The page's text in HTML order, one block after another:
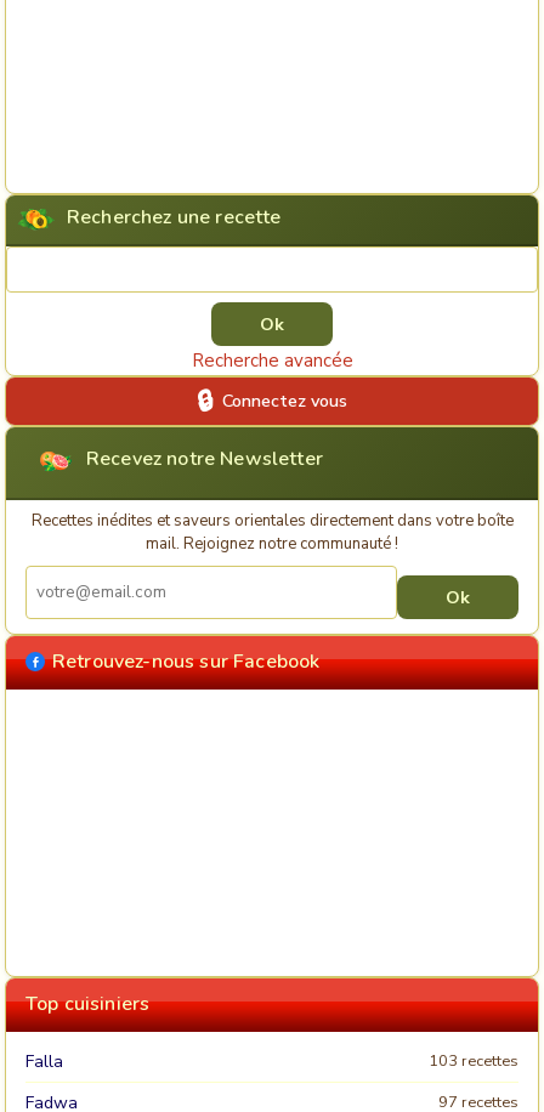
Recherchez une recette
Recherche avancée
Connectez vous
Recevez notre Newsletter
Recettes inédites et saveurs orientales directement dans votre boîte
mail. Rejoignez notre communauté !
Retrouvez-nous sur Facebook
Top cuisiniers
Falla 103 recettes
Fadwa 97 recettes